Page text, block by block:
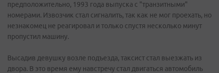
предположительно, 1993 года выпуска с "транзитными"
номерами. Извозчик стал сигналить, так как не мог проехать, но
незнакомец не реагировал и только спустя несколько минут
пропустил машину.
Высадив девушку возле подъезда, таксист стал выезжать из
двора. В это время ему навстречу стал двигаться автомобиль